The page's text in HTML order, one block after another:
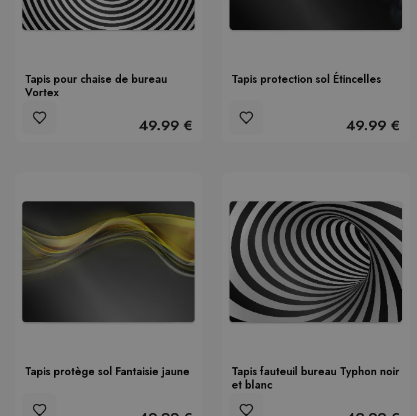
Tapis pour chaise de bureau
Vortex
49.99 €
Tapis protection sol Étincelles
49.99 €
Tapis protège sol Fantaisie jaune
Tapis fauteuil bureau Typhon noir
et blanc